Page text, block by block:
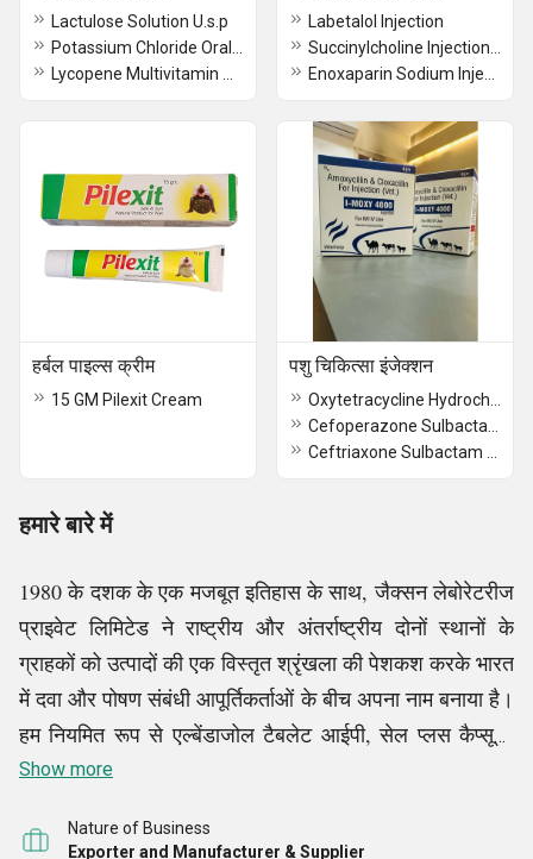
Lactulose Solution U.s.p
Labetalol Injection
हर्बल पाइल्स क्रीम
15 GM Pilexit Cream
पशु चिकित्सा इंजेक्शन
हमारे बारे में
1980 के दशक के एक मजबूत इतिहास के साथ, जैक्सन लेबोरेटरीज
प्राइवेट लिमिटेड ने राष्ट्रीय और अंतर्राष्ट्रीय दोनों स्थानों के
ग्राहकों को उत्पादों की एक विस्तृत श्रृंखला की पेशकश करके भारत
में दवा और पोषण संबंधी आपूर्तिकर्ताओं के बीच अपना नाम बनाया है।
हम नियमित रूप से एल्बेंडाजोल टैबलेट आईपी, सेल प्लस कैप्सूल,
इबुप्रोफेन और पेरासिटामोल सस्पेंशन, फ़िनाइटोइन सोडियम
और कई अन्य फार्मा उत्पाद बेचते हैं। हमारी सख्त नीतियां समय पर
Show more
Nature of Business
Exporter and Manufacturer & Supplier